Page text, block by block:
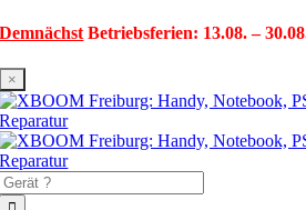
Zum
springen
Demnächst Betriebsferien: 13.08. –
×